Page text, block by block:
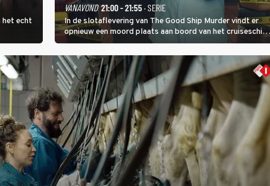
het echt
VANAVOND 21:00 - 21:55· SERIE
In de slotaflevering van The Good Ship Murder vindt er
opnieuw een moord plaats aan boord van het cruiseschip,
waarbij dit keer een bemanningslid het slachtoffer is en
kapitein Marlowe de dader lijkt te zijn.